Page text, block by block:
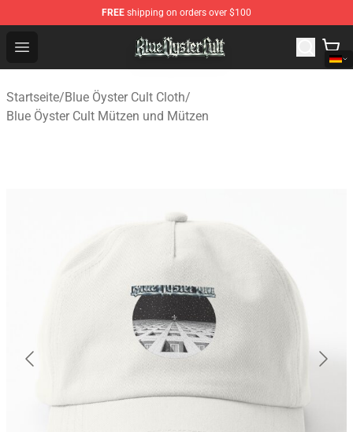
FREE shipping on orders over $100
Open menu
Blue Öyster Cult Store - Official Blue Öyster Cult
Startseite/Blue Öyster Cult Cloth/
Blue Öyster Cult Mützen und Mützen